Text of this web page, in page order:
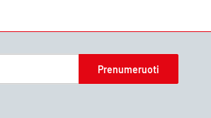
Prenumeruoti